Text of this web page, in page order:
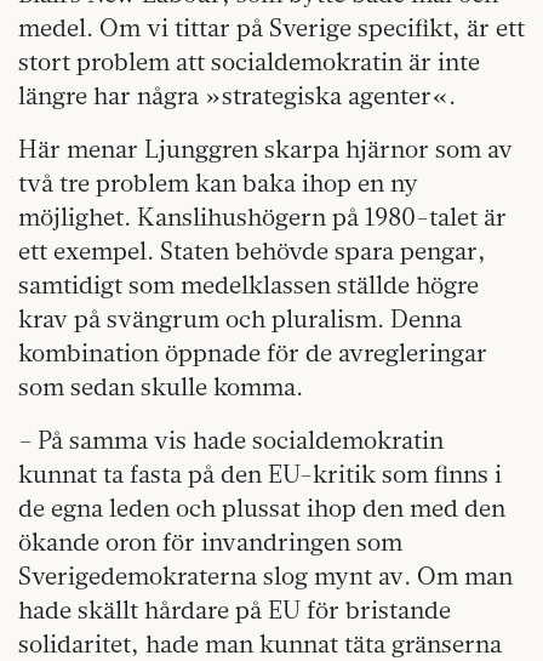
medel. Om vi tittar på Sverige specifikt, är ett
stort problem att socialdemokratin är inte
längre har några »strategiska agenter«.
Här menar Ljunggren skarpa hjärnor som av
två tre problem kan baka ihop en ny
möjlighet. Kanslihushögern på 1980-talet är
ett exempel. Staten behövde spara pengar,
samtidigt som medelklassen ställde högre
krav på svängrum och pluralism. Denna
kombination öppnade för de avregleringar
som sedan skulle komma.
– På samma vis hade socialdemokratin
kunnat ta fasta på den EU-kritik som finns i
de egna leden och plussat ihop den med den
ökande oron för invandringen som
Sverigedemokraterna slog mynt av. Om man
hade skällt hårdare på EU för bristande
solidaritet, hade man kunnat täta gränserna